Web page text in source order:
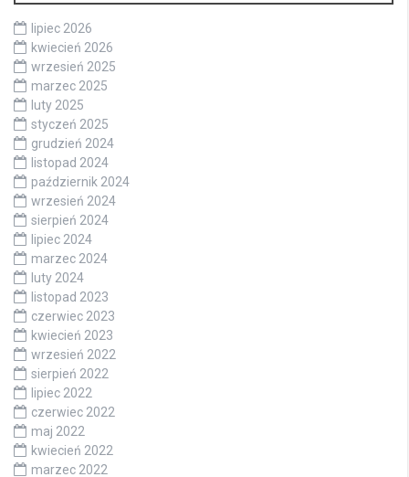
lipiec 2026
kwiecień 2026
wrzesień 2025
marzec 2025
luty 2025
styczeń 2025
grudzień 2024
listopad 2024
październik 2024
wrzesień 2024
sierpień 2024
lipiec 2024
marzec 2024
luty 2024
listopad 2023
czerwiec 2023
kwiecień 2023
wrzesień 2022
sierpień 2022
lipiec 2022
czerwiec 2022
maj 2022
kwiecień 2022
marzec 2022